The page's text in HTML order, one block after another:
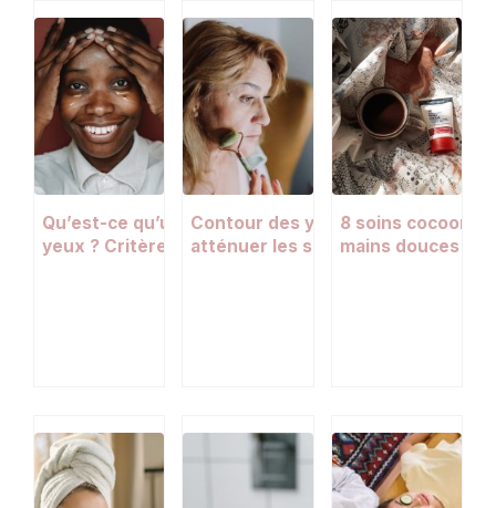
Qu’est-ce qu’un bon soin contour des
yeux ? Critères, actifs et gestes
Contour des yeux : comment
atténuer les signes du temps et
8 soins
mains douces et